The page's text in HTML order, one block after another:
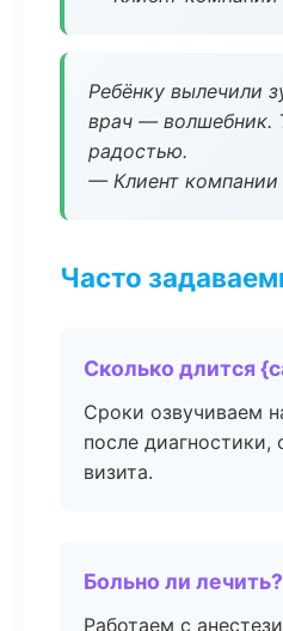
Ребёнку вылечили
врач — волшебник.
радостью.
— Клиент компании
Часто
Сколько длится
Сроки озвучиваем
после диагностики,
визита.
Больно ли лечить?
Работаем с